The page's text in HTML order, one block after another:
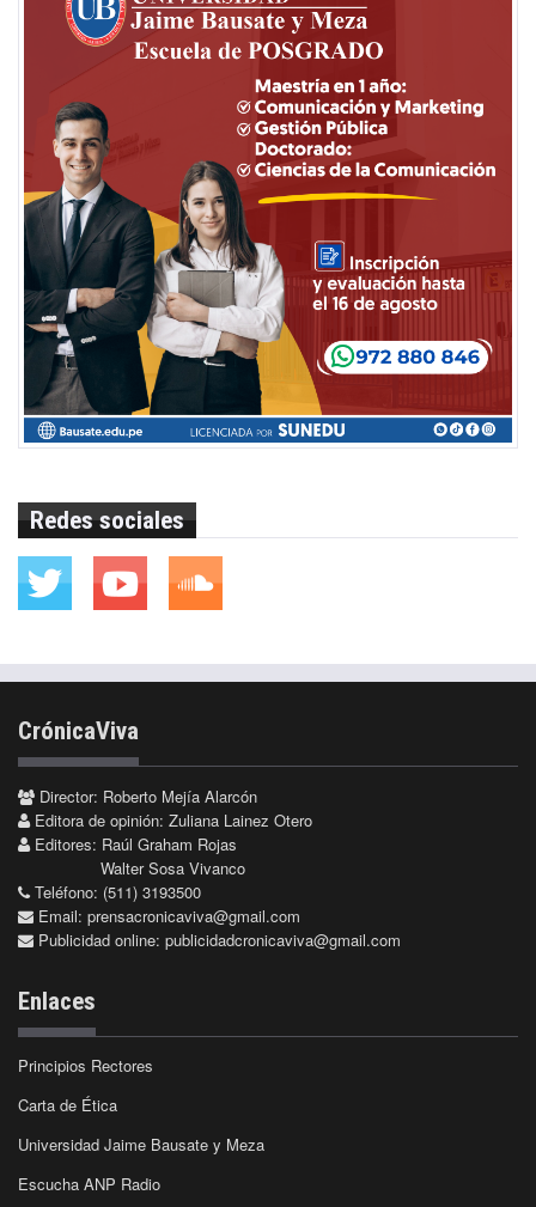
Redes sociales
CrónicaViva
Director: Roberto Mejía Alarcón
Editora de opinión: Zuliana Lainez Otero
Editores: Raúl Graham Rojas
Walter Sosa Vivanco
Teléfono: (511) 3193500
Email: prensacronicaviva@gmail.com
Publicidad online: publicidadcronicaviva@gmail.com
Enlaces
Principios Rectores
Carta de Ética
Universidad Jaime Bausate y Meza
Escucha ANP Radio